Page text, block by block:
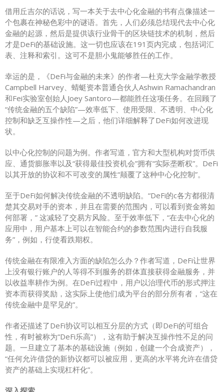
借用丘吉尔的话说，写一本关于去中心化金融的书有点像描述一
个包裹在神秘色彩中的谜语。首先，人们必须总结现代去中心化
金融的起源，然后是提供该行业骨干的区块链技术的机制，然后
才是DeFi的基础设施。这一切也应该在191页内完成，包括词汇
表、注释和索引。这可不是胆小鬼能够胜任的工作。
幸运的是，《DeFi与金融的未来》的作者—杜克大学金融学教授
Campbell Harvey、蜻蜓资本普通合伙人Ashwin Ramachandran
和Fei实验室创始人Joey Santoro—都能胜任这项任务。在回顾了
“传统金融的五个缺陷”—效率低下、使用受限、不透明、中心化
控制和缺乏互操作性—之后，他们详细解释了DeFi如何改进现
状。
以中心化控制的问题为例。作者写道，官方和大型机构对货币供
应、通货膨胀率以及“获得最佳投资机会”拥有“实际垄断权”。DeFi
以其开放的协议和不可改变的属性“颠覆了这种中心化控制”。
至于DeFi如何解决传统金融的不透明缺陷。“DeFi的c各方都很清
楚其交易对手的资本，并且在需要的范围内，可以看到资金将如
何部署，” 这减轻了交易方风险。至于效率低下，“在去中心化的
应用中，用户基本上可以在智能合约的参数范围内进行自我服
务”，例如，行使看跌期权。
传统金融在有限准入方面的缺陷怎么办？作者写道，DeFi让世界
上没有银行账户的人等得不到服务的群体直接获得金融服务，并
以收益率耕作为例。在DeFi过程中，用户以治理代币的形式押注
资本而获得奖励，这实际上使他们成为平台的部分所有者，“这在
传统金融中是罕见的”。
作者还描述了DeFi协议可以相互分层的方式（即DeFi的可组合
性，有时被称为“DeFi乐高”），这有助于解决互操作性不足的问
题。一旦建立了基本的基础设施（例如，创建一个合成资产），
“任何允许借贷的新协议都可以被应用，更高的水平将允许在借贷
资产的基础上实现杠杆化”。